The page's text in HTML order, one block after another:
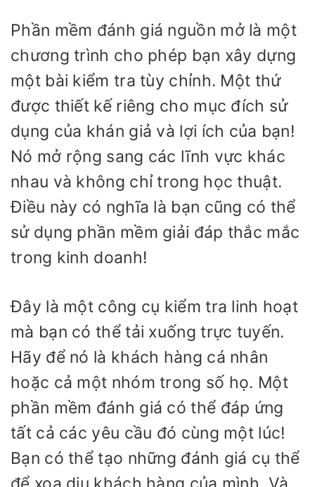
Phần mềm đánh giá nguồn mở là một
chương trình cho phép bạn xây dựng
một bài kiểm tra tùy chỉnh. Một thứ
được thiết kế riêng cho mục đích sử
dụng của khán giả và lợi ích của bạn!
Nó mở rộng sang các lĩnh vực khác
nhau và không chỉ trong học thuật.
Điều này có nghĩa là bạn cũng có thể
sử dụng phần mềm giải đáp thắc mắc
trong kinh doanh!
Đây là một công cụ kiểm tra linh hoạt
mà bạn có thể tải xuống trực tuyến.
Hãy để nó là khách hàng cá nhân
hoặc cả một nhóm trong số họ. Một
phần mềm đánh giá có thể đáp ứng
tất cả các yêu cầu đó cùng một lúc!
Bạn có thể tạo những đánh giá cụ thể